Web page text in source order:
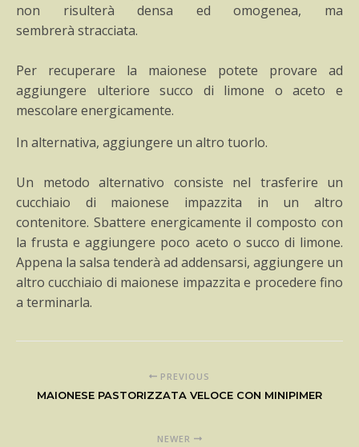
non risulterà densa ed omogenea, ma
sembrerà stracciata.
Per recuperare la maionese potete provare ad
aggiungere ulteriore succo di limone o aceto e
mescolare energicamente.
In alternativa, aggiungere un altro tuorlo.
Un metodo alternativo consiste nel trasferire un
cucchiaio di maionese impazzita in un altro
contenitore. Sbattere energicamente il composto con
la frusta e aggiungere poco aceto o succo di limone.
Appena la salsa tenderà ad addensarsi, aggiungere un
altro cucchiaio di maionese impazzita e procedere fino
a terminarla.
PREVIOUS
MAIONESE PASTORIZZATA VELOCE CON MINIPIMER
NEWER